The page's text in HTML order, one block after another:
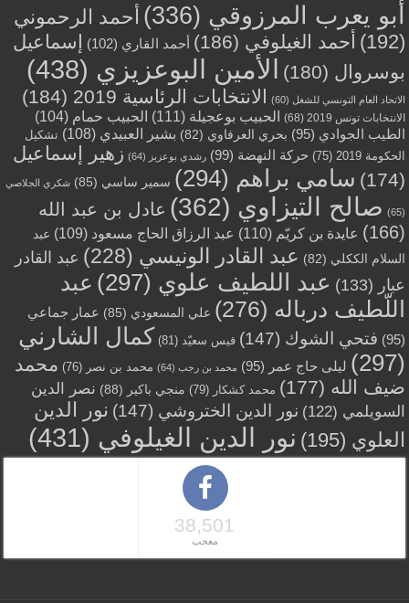
أبو يعرب المرزوقي (336)
أحمد الرحموني
(192)
أحمد الغيلوفي (186) أحمد القاري (102)
إسماعيل
بوسروال (180) الأمين البوعزيزي (438)
الاتحاد العام التونسي للشغل (60) الانتخابات الرئاسية 2019 (184)
الانتخابات تونس 2019 (68) الحبيب بوعجيلة (111) الحبيب حمام (104)
الطيب الجوادي (95) بحري العرفاوي (82) بشير العبيدي (108)
تشكيل
الحكومة 2019
(75) حركة النهضة (99) رشدي بوعزيز (64)
زهير إسماعيل
(174)
سامي براهم (294) سمير ساسي (85) شكري الجلاصي
(65) صالح التيزاوي (362)
عادل بن عبد الله
(166)
عايدة بن كريّم (110) عبد الرزاق الحاج مسعود (109)
عبد
السلام الككلي (82) عبد القادر الونيسي (228)
عبد القادر
عبار (133) عبد اللطيف علوي (297)
عبد
اللّطيف درباله (276) علي المسعودي (85)
عمار جماعي
(95)
فتحي الشوك (147) قيس سعيّد (81)
كمال الشارني
(297)
ليلى حاج عمر (95) محمد بن رجب (64) محمد بن نصر (76)
محمد
ضيف الله (177) محمد كشكار (79) منجي باكير (88)
نصر الدين
السويلمي (122) نور الدين الختروشي (147)
نور الدين
العلوي (195) نور الدين الغيلوفي (431)
38,501
معجب